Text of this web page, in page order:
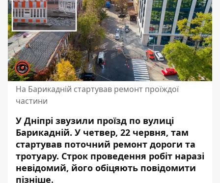
На Барикадній стартував ремонт проїждої
частини
У Дніпрі звузили проїзд по вулиці
Барикадній. У четвер, 22 червня, там
стартував поточний ремонт дороги та
тротуару. Строк проведення робіт наразі
невідомий, його обіцяють повідомити
пізніше.